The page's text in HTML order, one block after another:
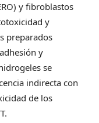
y fibroblastos
y
preparados
y
se
indirecta con
de los